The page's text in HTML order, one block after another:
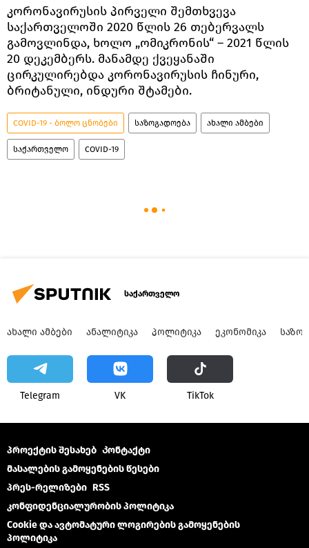
კორონავირუსის პირველი შემთხვევა
საქართველოში 2020 წლის 26 თებერვალს
გამოვლინდა, ხოლო „ომიკრონის“ – 2021 წლის
20 დეკემბერს. მანამდე ქვეყანაში
ცირკულირებდა კორონავირუსის ჩინური,
ბრიტანული, ინდური შტამები.
COVID-19 - ბოლო ცნობები საზოგადოება ახალი ამბები
საქართველო COVID-19
საქართველო
ᲐᲮᲐᲚᲘ ᲐᲛᲑᲔᲑᲘ ᲐᲜᲐᲚᲘᲢᲘᲙᲐ ᲞᲝᲚᲘᲢᲘᲙᲐ ᲔᲙᲝᲜᲝᲛᲘᲙᲐ
Telegram VK ТikТоk
პროექტის შესახებ Კონტაქტი
მასალების გამოყენების წესები
პრეს-რელიზები RSS
კონფიდენციალურობის პოლიტიკა
Cookie და ავტომატური ლოგირების გამოყენების
პოლიტიკა